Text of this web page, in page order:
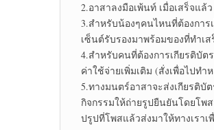
2.อาสาลงมือเพ้นท์ เมื่อเสร็จแ
3.สำหรับน้องๆคนไหนที่ต้องการ
เซ็นต์รับรองมาพร้อมของที่ทำเส
4.สำหรับคนที่ต้องการเกียรติบัต
ค่าใช้จ่ายเพิ่มเติม (สั่งเพื่อไปทำ
5.ทางมนตร์อาสาจะส่งเกียรติบั
กิจกรรมให้ถ่ายรูปยืนยันโดยโพ
ปรูปที่โพสแล้วส่งมาให้ทางเราเ